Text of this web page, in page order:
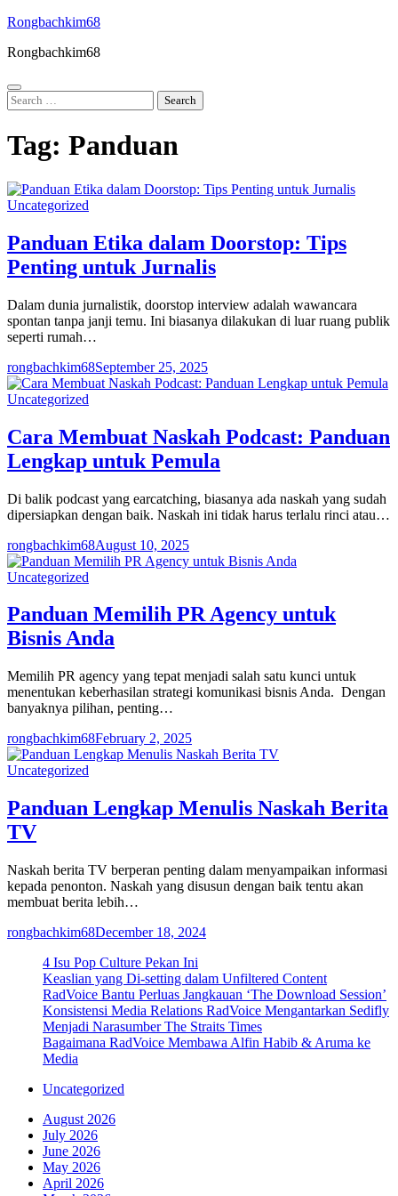
Skip
content
Rongbachkim68
Rongbachkim68
Search
for:
Tag: Panduan
Uncategorized
Panduan Etika dalam Doorstop: Tips
Penting untuk Jurnalis
Dalam dunia jurnalistik, doorstop interview adalah wawancara
spontan tanpa janji temu. Ini biasanya dilakukan di luar ruang publik
seperti rumah…
rongbachkim68September 25, 2025
Uncategorized
Cara Membuat Naskah Podcast: Panduan
Lengkap untuk Pemula
Di balik podcast yang earcatching, biasanya ada naskah yang sudah
dipersiapkan dengan baik. Naskah ini tidak harus terlalu rinci atau…
rongbachkim68August 10, 2025
Uncategorized
Panduan Memilih PR Agency untuk
Bisnis Anda
Memilih PR agency yang tepat menjadi salah satu kunci untuk
menentukan keberhasilan strategi komunikasi bisnis Anda. Dengan
banyaknya pilihan, penting…
rongbachkim68February 2, 2025
Uncategorized
Panduan Lengkap Menulis Naskah Berita
TV
Naskah berita TV berperan penting dalam menyampaikan informasi
kepada penonton. Naskah yang disusun dengan baik tentu akan
membuat berita lebih…
rongbachkim68December 18, 2024
4 Isu Pop Culture Pekan Ini
Keaslian yang Di-setting dalam Unfiltered Content
RadVoice Bantu Perluas Jangkauan ‘The Download Session’
Konsistensi Media Relations RadVoice Mengantarkan Sedifly
Menjadi Narasumber The Straits Times
Bagaimana RadVoice Membawa Alfin Habib & Aruma ke
Media
Uncategorized
August 2026
July 2026
June 2026
May 2026
April 2026